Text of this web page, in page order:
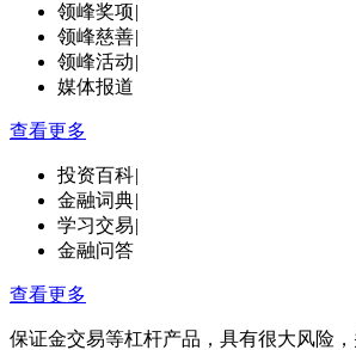
领峰奖项|
领峰慈善|
领峰活动|
媒体报道
查看更多
投资百科|
金融词典|
学习交易|
金融问答
查看更多
保证金交易等杠杆产品，具有很大风险